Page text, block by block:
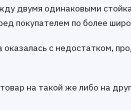
двумя одинаковыми
покупателем по более
оказалась с недостатком,
на такой же либо на